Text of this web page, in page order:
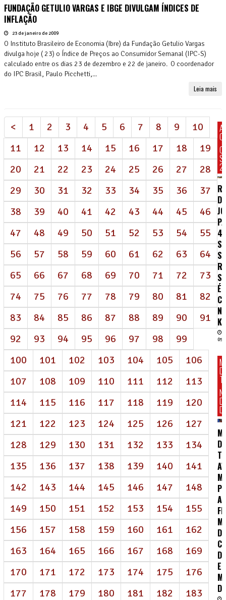
FUNDAÇÃO GETULIO VARGAS E IBGE DIVULGAM ÍNDICES DE
INFLAÇÃO
23 de janeiro de 2009
O Instituto Brasileiro de Economia (Ibre) da Fundação Getulio Vargas
divulga hoje ( 23) o Índice de Preços ao Consumidor Semanal (IPC-S)
calculado entre os dias 23 de dezembro e 22 de janeiro. O coordenador
do IPC Brasil, Paulo Picchetti,...
Leia mais
< 1 2 3 4 5 6 7 8 9
10
11
12 13 14 15 16 17 18
19
20
21 22 23 24 25 26 27
28
29
30 31 32 33 34 35 36
37
38
39 40 41 42 43 44 45
46
47
48 49 50 51 52 53 54
55
56
57 58 59 60 61 62 63
64
65
66 67 68 69 70 71 72
73
74
75 76 77 78 79 80 81
82
83
84 85 86 87 88 89 90
91
92
93 94 95 96 97 98
99
100
101 102 103 104 105
106
107
108 109 110 111 112
113
114
115 116 117 118 119
120
121
122 123 124 125 126
127
128
129 130 131 132 133
134
135
136 137 138 139 140
141
142
143 144 145 146 147
148
149
150 151 152 153 154
155
156
157 158 159 160 161
162
163
164 165 166 167 168
169
170
171 172 173 174 175
176
177
178 179 180 181 182
183
DE
É
NA
05/
DE
DE